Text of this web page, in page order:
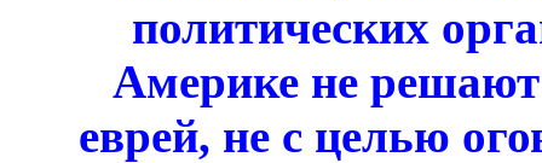
политических
Америке не
еврей, не с целью